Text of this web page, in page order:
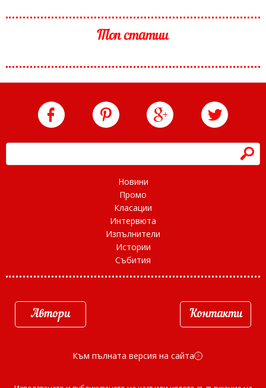
Топ статии
h
Новини
Промо
Класации
Интервюта
Изпълнители
Истории
Събития
Автори Контакти
Към пълната версия на сайта d